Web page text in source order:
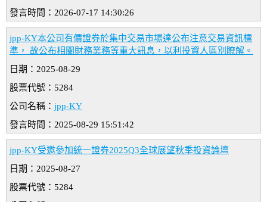
發言時間：2026-07-17 14:30:26
jpp-KY本公司有價證券於集中交易市場達公布注意交易資訊標
準， 故公布相關財務業務等重大訊息，以利投資人區別瞭解。
日期：2025-08-29
股票代號：5284
公司名稱： jpp-KY
發言時間：2025-08-29 15:51:42
jpp-KY受邀參加統一證券2025Q3全球展望秋季投資論壇
日期：2025-08-27
股票代號：5284